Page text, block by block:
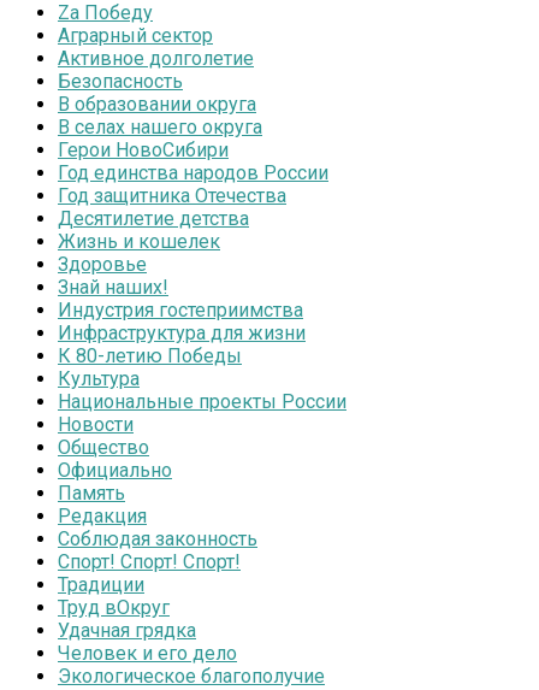
Zа Победу
Аграрный сектор
Активное долголетие
Безопасность
В образовании округа
В селах нашего округа
Герои НовоСибири
Год единства народов России
Год защитника Отечества
Десятилетие детства
Жизнь и кошелек
Здоровье
Знай наших!
Индустрия гостеприимства
Инфраструктура для жизни
К 80-летию Победы
Культура
Национальные проекты России
Новости
Общество
Официально
Память
Редакция
Соблюдая законность
Спорт! Спорт! Спорт!
Традиции
Труд вОкруг
Удачная грядка
Человек и его дело
Экологическое благополучие